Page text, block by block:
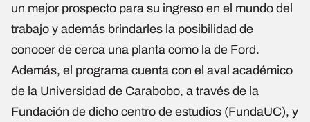
un mejor prospecto para su ingreso en el mundo del
trabajo y además brindarles la posibilidad de
conocer de cerca una planta como la de Ford.
Además, el programa cuenta con el aval académico
de la Universidad de Carabobo, a través de la
Fundación de dicho centro de estudios (FundaUC), y